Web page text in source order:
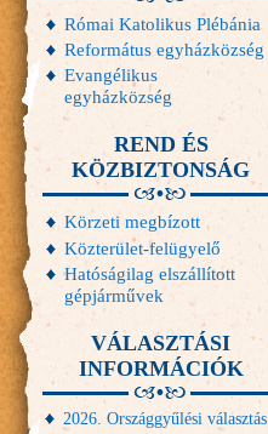
Római Katolikus Plébánia
Református egyházközség
Evangélikus
egyházközség
REND ÉS
KÖZBIZTONSÁG
Körzeti megbízott
Közterület-felügyelő
Hatóságilag elszállított
gépjárművek
VÁLASZTÁSI
INFORMÁCIÓK
2026. Országgyűlési választás